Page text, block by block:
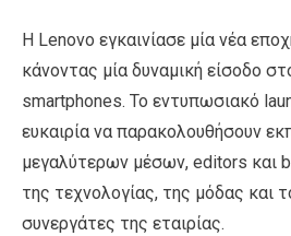
Η Lenovo εγκαινίασε μία νέα
κάνοντας μία δυναμική είσοδο
smartphones. Το εντυπωσιακό
ευκαιρία να παρακολουθήσουν
μεγαλύτερων μέσων, editors και
της τεχνολογίας, της μόδας και
συνεργάτες της εταιρίας.